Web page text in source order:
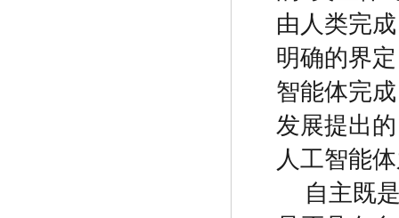
由人类完
明确的界
智能体完
发展提出
人工智能
自主既